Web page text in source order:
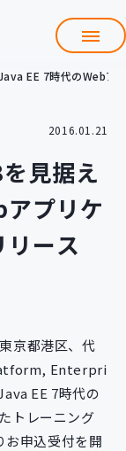
EE 7時代のWebア
2016.01.21
見据え
プリケ
リース
京都港区、代
Enterpri
EE 7時代の
トレーニング
お申込受付を開